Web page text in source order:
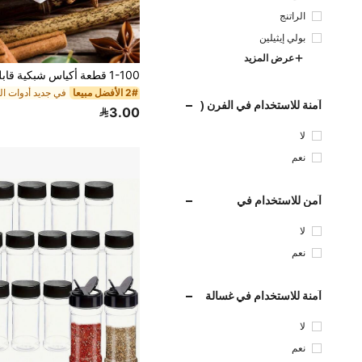
الراتنج
بولي إيثيلين
عرض المزيد
آمنة للاستخدام في الفرن (
لا
نعم
آمن للاستخدام في
لا
نعم
آمنة للاستخدام في غسالة
لا
نعم
2# الأفضل مبيعا
3.00